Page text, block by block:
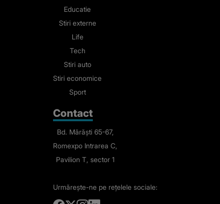
Educatie
Stiri externe
Life
Tech
Stiri auto
Stiri economice
Sport
Contact
Bd. Mărăști 65-67,
Romexpo Intrarea C,
Pavilion T, sector 1
Urmărește-ne pe rețelele sociale: